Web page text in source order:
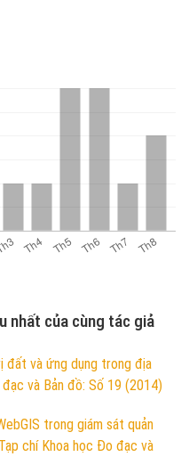
nhất của cùng tác giả
đất và ứng dụng trong địa
và Bản đồ: Số 19 (2014)
trong giám sát quản
Tạp chí Khoa học Đo đạc và